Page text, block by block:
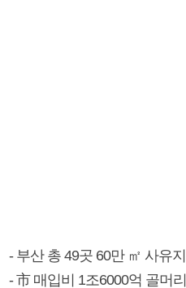
- 부산 총 49곳 60만 ㎡ 사유지
- 市 매입비 1조6000억 골머리